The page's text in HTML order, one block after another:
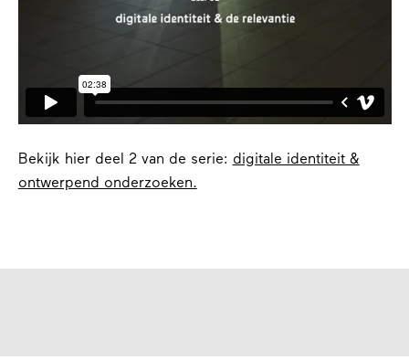
Bekijk hier deel 2 van de serie: digitale identiteit &
ontwerpend onderzoeken.